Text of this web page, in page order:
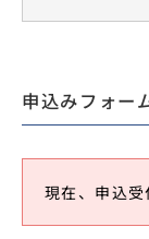
申込みフォー
現在、申込受